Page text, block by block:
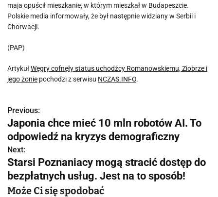
maja opuścił mieszkanie, w którym mieszkał w Budapeszcie.
Polskie media informowały, że był następnie widziany w Serbii i
Chorwacji.
(PAP)
ArtykułWęgry cofnęły status uchodźcy Romanowskiemu, Ziobrze i
jego żonie pochodzi z serwisu NCZAS.INFO.
N
a
w
i
g
Previous:
Japonia chce mieć 10 mln robotów AI. To
odpowiedź na kryzys demograficzny
Next:
Starsi Poznaniacy mogą stracić dostęp do
bezpłatnych usług. Jest na to sposób!
Może Ci się spodobać